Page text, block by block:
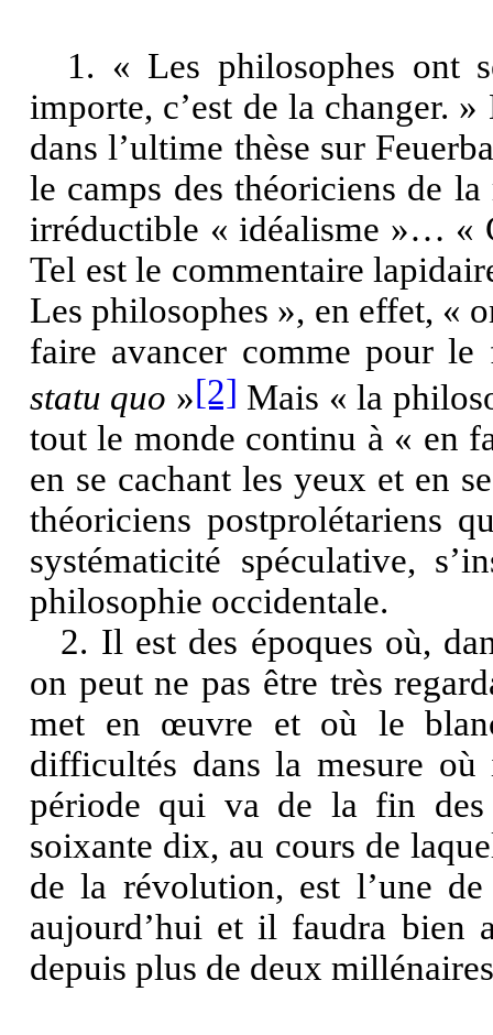
1. « Les philosophes ont
importe, c’est de la changer.
dans l’ultime thèse sur
le camps des théoriciens de
irréductible « idéalisme »… «
Tel est le commentaire
Les philosophes », en effet, «
faire avancer comme pour
statu quo »[2] Mais « la
tout le monde continu à « en
en se cachant les yeux et en
théoriciens postprolétariens
systématicité spéculative,
philosophie occidentale.
2. Il est des époques où,
on peut ne pas être très
met en œuvre et où le
difficultés dans la mesure
période qui va de la fin des
soixante dix, au cours de
de la révolution, est l’une
aujourd’hui et il faudra bien
depuis plus de deux